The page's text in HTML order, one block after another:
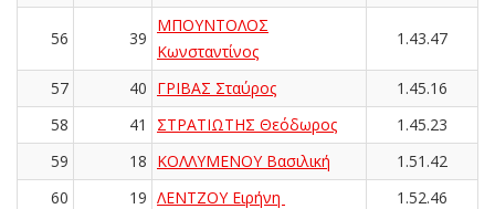
56 39
ΜΠΟΥΝΤΟΛΟΣ
Κωνσταντίνος
1.43.47
57 40 ΓΡΙΒΑΣ Σταύρος
1.45.16
58
41 ΣΤΡΑΤΙΩΤΗΣ Θεόδωρος
1.45.23
59
18 ΚΟΛΛΥΜΕΝΟΥ Βασιλική
1.51.42
60
19 ΛΕΝΤΖΟΥ Ειρήνη
1.52.46